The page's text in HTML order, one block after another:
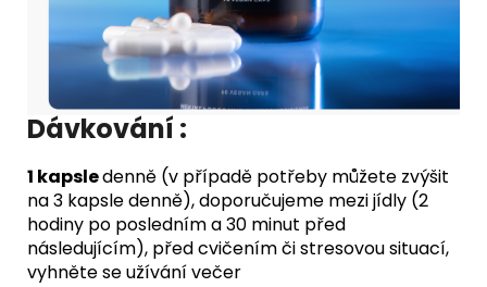
Dávkování :
1 kapsledenně (v případě potřeby můžete zvýšit
na 3 kapsle denně), doporučujeme mezi jídly (2
hodiny po posledním a 30 minut před
následujícím), před cvičením či stresovou situací,
vyhněte se užívání večer